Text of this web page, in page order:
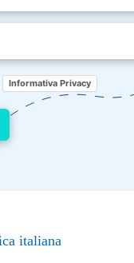
Informativa Privacy